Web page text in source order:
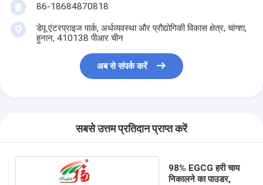
86-18684870818
डेपू एंटरप्राइज पार्क, अर्थव्यवस्था और प्रौद्योगिकी विकास क्षेत्र, चांग्शा,
हुनान, 410138 पीआर चीन
अब से संपर्क करें
सबसे उत्तम प्रतिदान प्राप्त करें
98% EGCG हरी चाय
निकालने का पाउडर,